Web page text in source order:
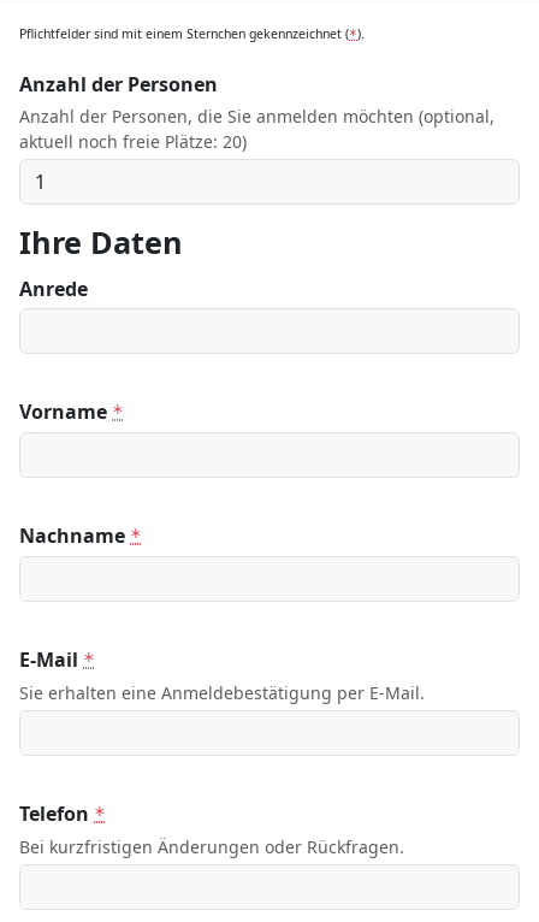
Pflichtfelder sind mit einem Sternchen gekennzeichnet (*).
Anzahl der Personen
Anzahl der Personen, die Sie anmelden möchten (optional,
aktuell noch freie Plätze: 20)
Ihre Daten
Anrede
Vorname *
Nachname *
E-Mail *
Sie erhalten eine Anmeldebestätigung per E-Mail.
Telefon *
Bei kurzfristigen Änderungen oder Rückfragen.